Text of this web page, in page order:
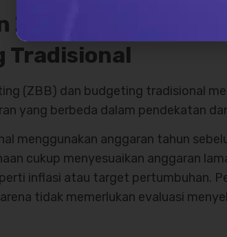
Zero Based
Tradisional
(ZBB) dan budgeting tradisional
yang berbeda dalam pendekatan
menggunakan anggaran tahun
cukup menyesuaikan anggaran
inflasi atau target pertumbuhan.
tidak memerlukan evaluasi